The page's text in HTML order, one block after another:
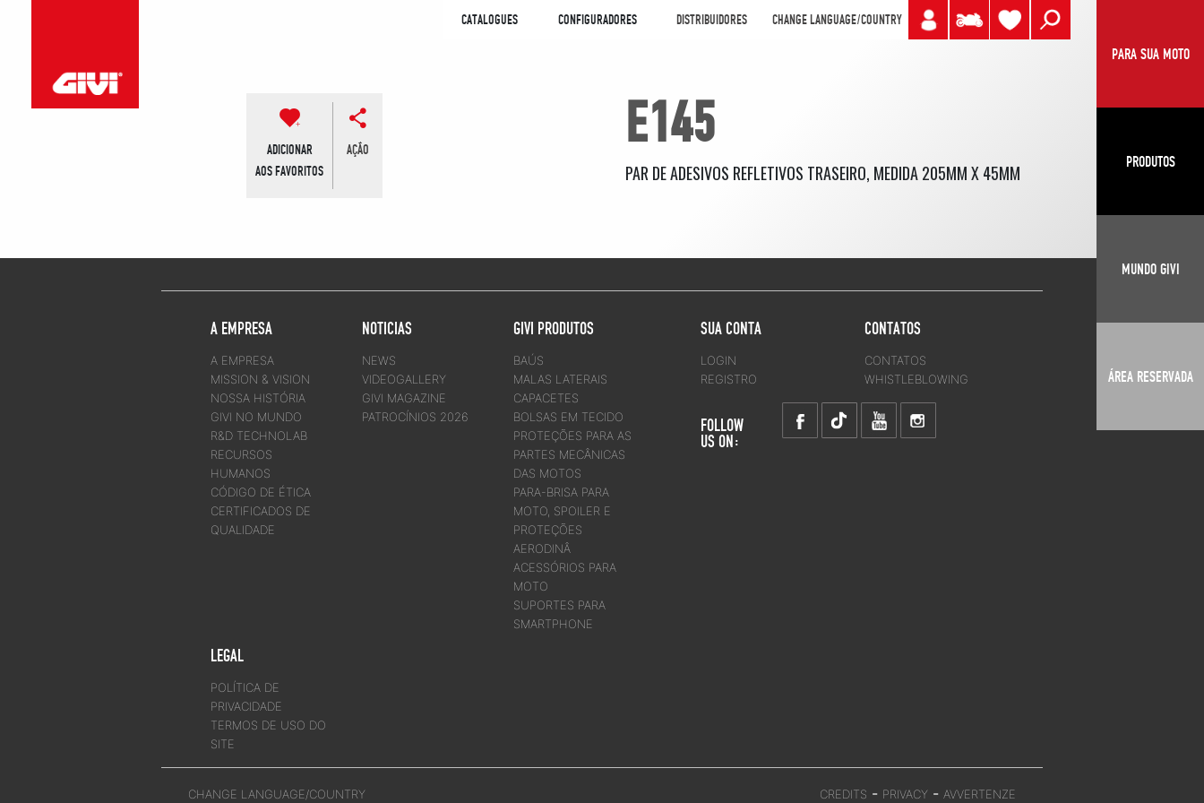
CATALOGUES CONFIGURADORES DISTRIBUIDORES CHANGE LANGUAGE/COUNTRY
PARA SUA MOTO
PRODUTOS
MUNDO GIVI
ÁREA RESERVADA
ADICIONAR
AOS FAVORITOS
AÇÃO E145
PAR DE ADESIVOS REFLETIVOS TRASEIRO, MEDIDA 205MM X 45MM
A EMPRESA
A EMPRESA
MISSION & VISION
NOSSA HISTÓRIA
GIVI NO MUNDO
R&D TECHNOLAB
RECURSOS
HUMANOS
CÓDIGO DE ÉTICA
CERTIFICADOS DE
QUALIDADE
NOTICIAS
NEWS
VIDEOGALLERY
GIVI MAGAZINE
PATROCÍNIOS 2026
GIVI PRODUTOS
BAÚS
MALAS LATERAIS
CAPACETES
BOLSAS EM TECIDO
PROTEÇÕES PARA AS
PARTES MECÂNICAS
DAS MOTOS
PARA-BRISA PARA
MOTO, SPOILER E
PROTEÇÕES
AERODINÂ
ACESSÓRIOS PARA
MOTO
SUPORTES PARA
SMARTPHONE
LEGAL
POLÍTICA DE
PRIVACIDADE
TERMOS DE USO DO
SITE
SUA CONTA
LOGIN
REGISTRO
CONTATOS
CONTATOS
WHISTLEBLOWING
FOLLOW
US ON:
CHANGE LANGUAGE/COUNTRY CREDITS - PRIVACY - AVVERTENZE